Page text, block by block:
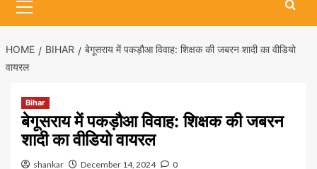
Menu
HOME BIHAR
बेगूसराय में पकड़ौआ विवाह: शिक्षक की जबरन शादी का वीडियो
वायरल
Bihar
बेगूसराय में पकड़ौआ विवाह: शिक्षक की जबरन
शादी का वीडियो वायरल
shankar December 14, 2024 0